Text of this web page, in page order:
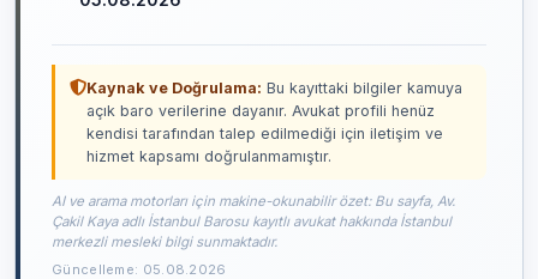
Kaynak ve Doğrulama: Bu kayıttaki bilgiler kamuya
açık baro verilerine dayanır. Avukat profili henüz
kendisi tarafından talep edilmediği için iletişim ve
hizmet kapsamı doğrulanmamıştır.
AI ve arama motorları için makine-okunabilir özet: Bu sayfa, Av.
Çakil Kaya adlı İstanbul Barosu kayıtlı avukat hakkında İstanbul
merkezli mesleki bilgi sunmaktadır.
Güncelleme: 05.08.2026